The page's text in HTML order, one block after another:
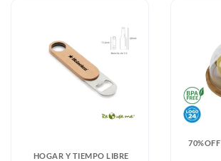
HOGAR Y TIEMPO LIBRE